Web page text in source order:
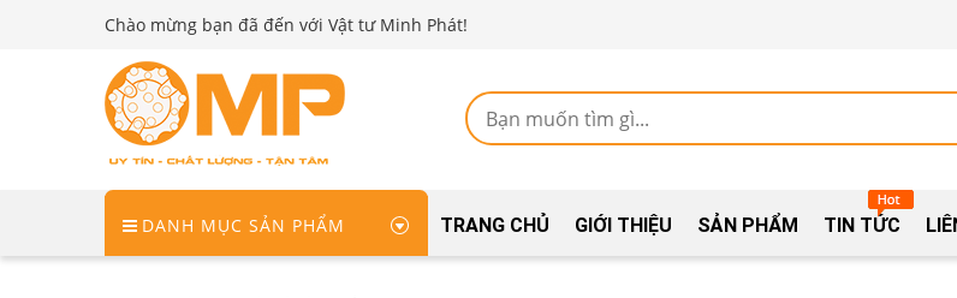
Chào mừng bạn đã đến với Vật tư Minh Phát!
DANH MỤC SẢN PHẨM TRANG CHỦ GIỚI THIỆU SẢN PHẨM TIN TỨC